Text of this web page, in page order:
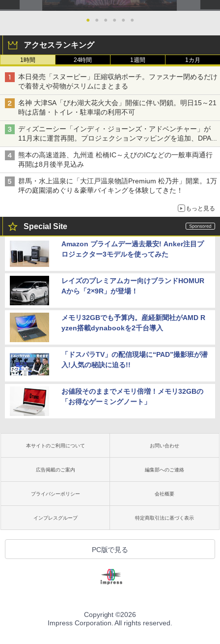
● ● ● ● ● ●
アクセスランキング
1時間 24時間 1週間 1カ月
本日発売「スヌーピー」圧縮収納ポーチ。ファスナー閉めるだけ
で着替えや荷物がスリムにまとまる
名神 大津SA「びわ湖大花火大会」開催に伴い閉鎖。明日15～21
時は店舗・トイレ・駐車場の利用不可
ディズニーシー「インディ・ジョーンズ・アドベンチャー」が
11月末に運営再開。プロジェクションマッピングを追加、DPA
は1500円
熊本の高速道路、九州道 松橋IC～えびのICなどの一般車両通行
再開は8月後半見込み
群馬・水上温泉に「大江戸温泉物語Premium 松乃井」開業。1万
坪の庭園湯めぐり＆豪華バイキングを体験してきた！
もっと見る
Special Site
Amazon プライムデー過去最安! Anker注目プ
ロジェクター3モデルを使ってみた
レイズのプレミアムカー向けブランドHOMUR
Aから「2×9R」が登場！
メモリ32GBでも予算内。産経新聞社がAMD R
yzen搭載dynabookを2千台導入
「ドスパラTV」の配信現場に“PAD”撮影班が潜
入!人気の秘訣に迫る!!
お値段そのままでメモリ倍増！メモリ32GBの
「お得なゲーミングノート」
本サイトのご利用について お問い合わせ
広告掲載のご案内 編集部へのご連絡
プライバシーポリシー 会社概要
インプレスグループ 特定商取引法に基づく表示
PC版で見る
Copyright ©2026
Impress Corporation. All rights reserved.